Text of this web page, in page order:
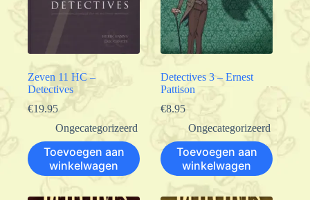
Zeven 11 HC –
Detectives
€19.95
Ongecategorizeerd
Toevoegen aan
winkelwagen
Detectives 3 – Ernest
Pattison
€8.95
Ongecategorizeerd
Toevoegen aan
winkelwagen